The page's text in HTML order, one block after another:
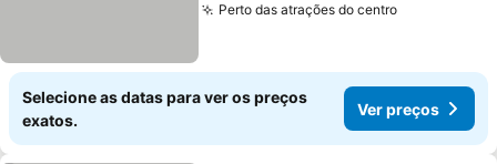
Perto das atrações do centro
Selecione as datas para ver os preços
exatos.
Ver preços